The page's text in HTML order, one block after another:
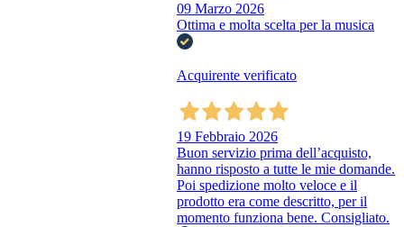
09 Marzo 2026
Ottima e molta scelta per la musica
Acquirente verificato
19 Febbraio 2026
Buon servizio prima dell’acquisto,
hanno risposto a tutte le mie domande.
Poi spedizione molto veloce e il
prodotto era come descritto, per il
momento funziona bene. Consigliato.